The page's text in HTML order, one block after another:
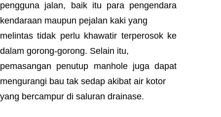
pengguna jalan, baik itu para pengendara
kendaraan maupun pejalan kaki yang
melintas tidak perlu khawatir terperosok ke
dalam gorong-gorong. Selain itu,
pemasangan penutup manhole juga dapat
mengurangi bau tak sedap akibat air kotor
yang bercampur di saluran drainase.